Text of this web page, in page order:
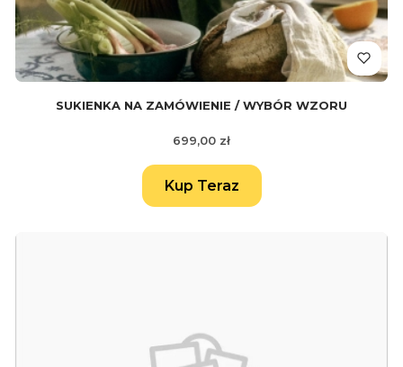
SUKIENKA NA ZAMÓWIENIE / WYBÓR WZORU
Cena
699,00 zł
Kup Teraz